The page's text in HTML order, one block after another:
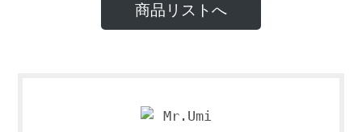
商品リストへ